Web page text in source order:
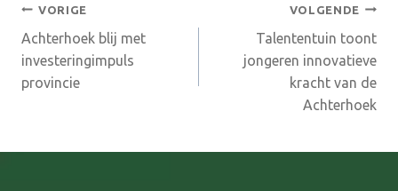
Bericht
navigatie
VORIGE
Achterhoek blij met
investeringimpuls
provincie
VOLGENDE
Talententuin toont
jongeren innovatieve
kracht van de
Achterhoek